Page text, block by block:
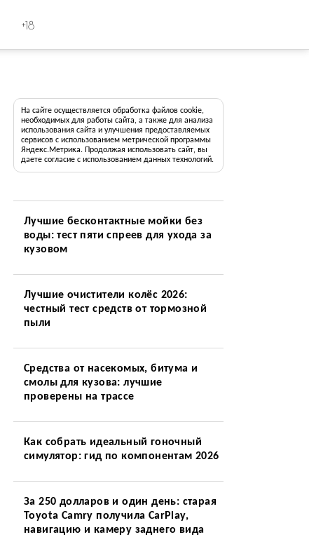
+18
На сайте осуществляется обработка файлов cookie,
необходимых для работы сайта, а также для анализа
использования сайта и улучшения предоставляемых
сервисов с использованием метрической программы
Яндекс.Метрика. Продолжая использовать сайт, вы
даете согласие с использованием данных технологий.
Лучшие бесконтактные мойки без
воды: тест пяти спреев для ухода за
кузовом
Лучшие очистители колёс 2026:
честный тест средств от тормозной
пыли
Средства от насекомых, битума и
смолы для кузова: лучшие
проверены на трассе
Как собрать идеальный гоночный
симулятор: гид по компонентам 2026
За 250 долларов и один день: старая
Toyota Camry получила CarPlay,
навигацию и камеру заднего вида